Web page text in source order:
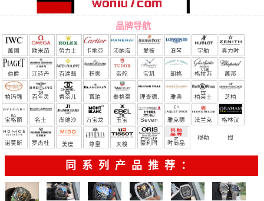
品牌导航
萬國 欧米茄 勞力士 卡地亞 沛納海 愛彼 浪琴 宇舶
（恒
宝）
真力时
伯爵 江詩丹
頓
百達翡
麗
积家 帝舵 宝玑 朗格 格拉苏
蒂
蕭邦
帕玛强
尼
百年灵 香奈儿 寶珀 泰格豪
雅
理查德.
米勒
雅典 柏莱士 芝柏
宝格丽 名士 尚维沙 万宝龙 玉宝 Seven
Friday
雅克德
罗
法兰克
穆勒
格林汉
姆
诺莫斯
罗杰杜 美度 尊皇 天梭 豪利时 时尚品
牌/原单
同系列产品推荐：